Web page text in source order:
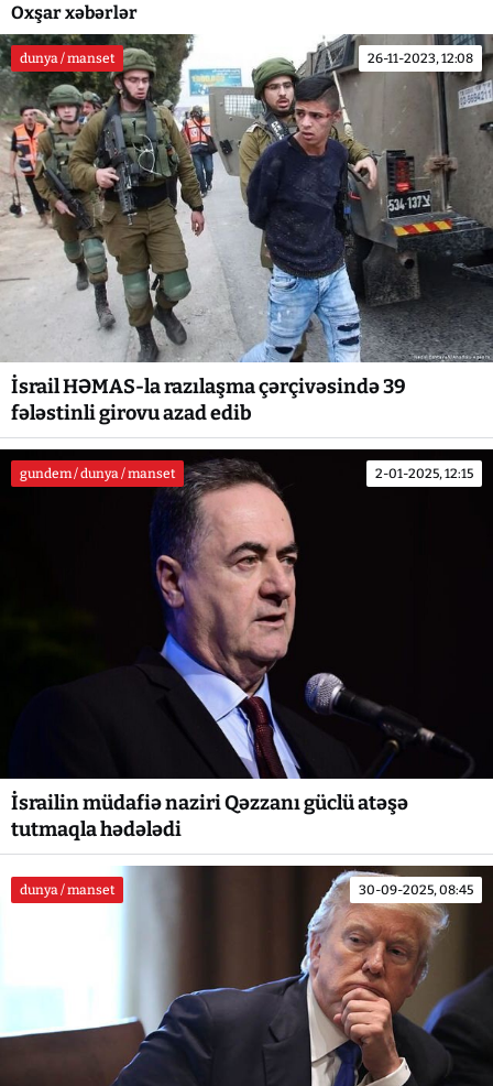
Oxşar xəbərlər
dunya / manset 26-11-2023, 12:08
İsrail HƏMAS-la razılaşma çərçivəsində 39
fələstinli girovu azad edib
gundem / dunya / manset 2-01-2025, 12:15
İsrailin müdafiə naziri Qəzzanı güclü atəşə
tutmaqla hədələdi
dunya / manset 30-09-2025, 08:45